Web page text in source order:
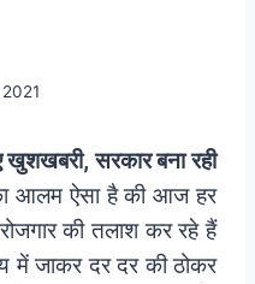
खुशखबरी, सरकार बना रही
का आलम ऐसा है की आज हर
की तलाश कर रहे हैं
में जाकर दर दर की ठोकर